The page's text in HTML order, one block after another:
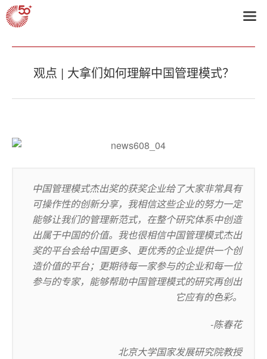
首页
观点 | 大拿们如何理解中国管理模式？
中国管理模式杰出奖的获奖企业给了大家非常具有
可操作性的创新分享，我相信这些企业的努力一定
能够让我们的管理新范式，在整个研究体系中创造
出属于中国的价值。我也很相信中国管理模式杰出
奖的平台会给中国更多、更优秀的企业提供一个创
造价值的平台；更期待每一家参与的企业和每一位
参与的专家，能够帮助中国管理模式的研究再创出
它应有的色彩。
-陈春花
北京大学国家发展研究院教授